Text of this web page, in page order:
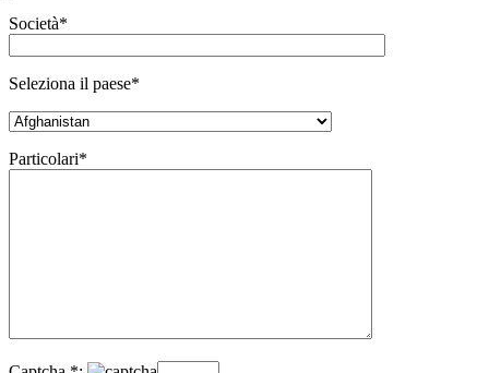
Società*
Seleziona il paese*
Particolari*